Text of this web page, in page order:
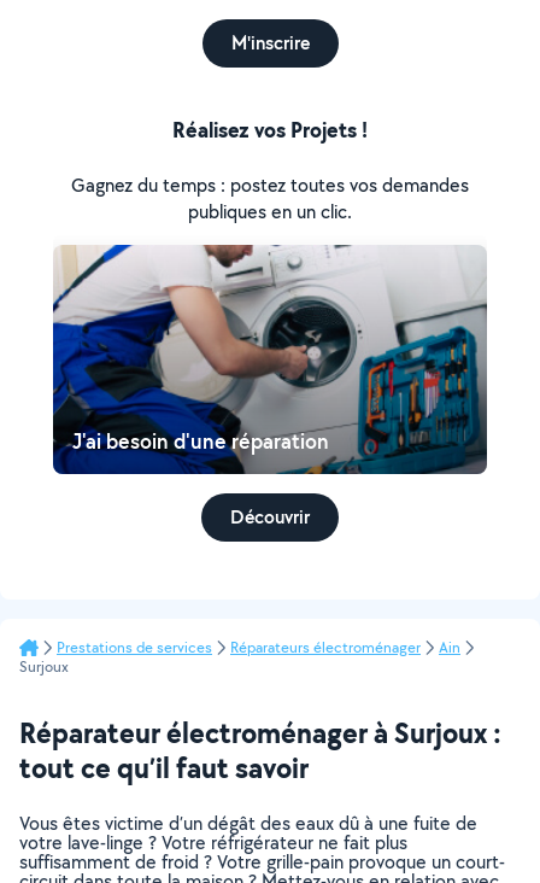
M'inscrire
Réalisez vos Projets !
Gagnez du temps : postez toutes vos demandes
publiques en un clic.
J'ai besoin d'une réparation
Découvrir
Prestations de services Réparateurs électroménager
Ain
Surjoux
Réparateur électroménager à Surjoux :
tout ce qu’il faut savoir
Vous êtes victime d’un dégât des eaux dû à une fuite de
votre lave-linge ? Votre réfrigérateur ne fait plus
suffisamment de froid ? Votre grille-pain provoque un court-